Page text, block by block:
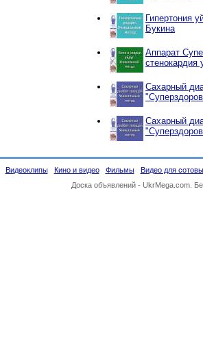
Гипертония
Букина
Аппарат
стенокардия
Сахарный
Сахарный
Видеоклипы Кино и видео Фильмы
Видео для
Доска объявлений - UkrMega.com.